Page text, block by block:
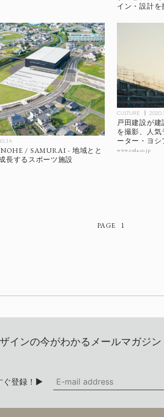
イン・設計
/ SAMURAI - 地域とと
長するスポーツ施設
CULTURE
戸田建設が
を撮影、人
ーター・ヨシ
www.toda.co.jp
1
インの今がわかるメールマガジ
ぐ登録！▶